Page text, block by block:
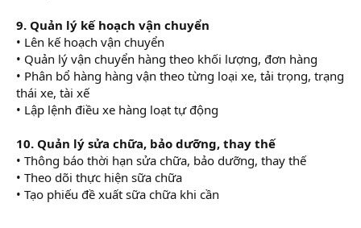
9. Quản lý kế hoạch vận chuyển
• Lên kế hoạch vận chuyển
• Quản lý vận chuyển hàng theo khối lượng, đơn hàng
• Phân bổ hàng hàng vận theo từng loại xe, tải trọng, trạng
thái xe, tài xế
• Lập lệnh điều xe hàng loạt tự động
10. Quản lý sửa chữa, bảo dưỡng, thay thế
• Thông báo thời hạn sửa chữa, bảo dưỡng, thay thế
• Theo dõi thực hiện sữa chữa
• Tạo phiếu đề xuất sữa chữa khi cần